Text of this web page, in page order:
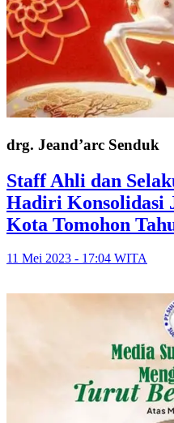
drg. Jeand’arc Senduk
Staff Ahli dan
Hadiri Konsolidasi
Kota Tomohon
11 Mei 2023 - 17:04 WITA